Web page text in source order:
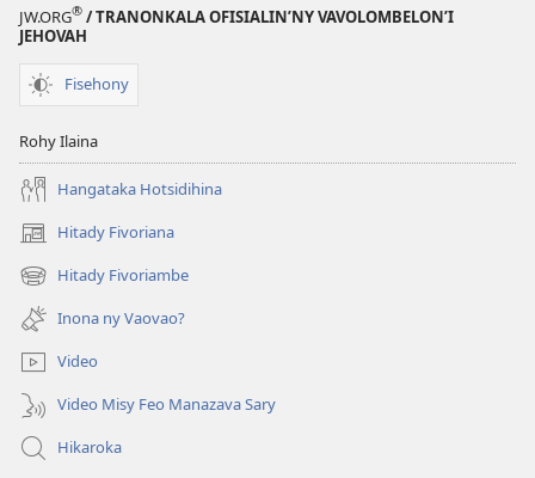
JW.ORG® / TRANONKALA OFISIALIN’NY VAVOLOMBELON’I
JEHOVAH
Fisehony
Rohy Ilaina
Hangataka Hotsidihina
Hitady Fivoriana
(manokatra
rohy) Hitady Fivoriambe
(manokatra
rohy) Inona ny Vaovao?
Video
Video Misy Feo Manazava Sary
Hikaroka